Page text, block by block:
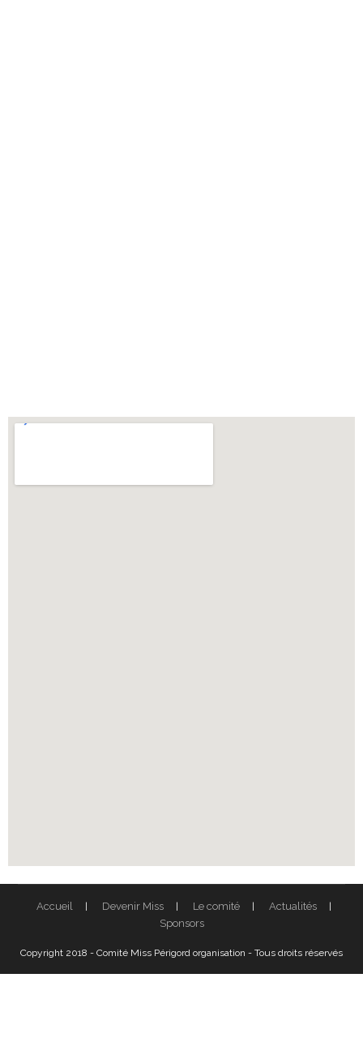
Accueil Devenir Miss Le comité
Actualités
Sponsors
Copyright 2018 - Comité Miss Périgord organisation - Tous droits réservés